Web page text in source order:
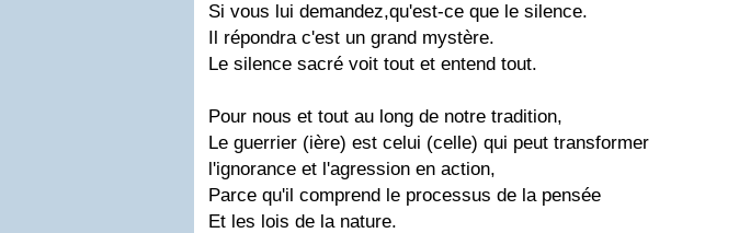
Si vous lui demandez,qu'est-ce que le silence.
Il répondra c'est un grand mystère.
Le silence sacré voit tout et entend tout.
Pour nous et tout au long de notre tradition,
Le guerrier (ière) est celui (celle) qui peut transformer
l'ignorance et l'agression en action,
Parce qu'il comprend le processus de la pensée
Et les lois de la nature.